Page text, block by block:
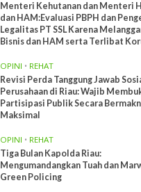
Menteri Kehutanan dan Menteri
dan HAM:Evaluasi PBPH dan
Legalitas PT SSL Karena
Bisnis dan HAM serta Terlibat
OPINI • REHAT
Revisi Perda Tanggung Jawab
Perusahaan di Riau: Wajib
Partisipasi Publik Secara
Maksimal
OPINI • REHAT
Tiga Bulan Kapolda Riau:
Mengumandangkan Tuah dan
Green Policing